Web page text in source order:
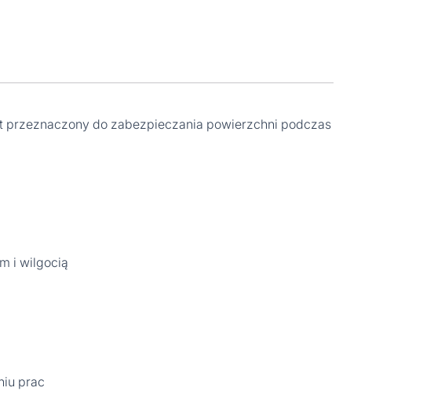
przeznaczony do zabezpieczania powierzchni podczas
i wilgocią
prac